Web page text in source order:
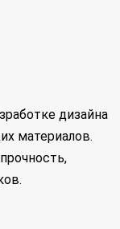
дизайна
материалов.